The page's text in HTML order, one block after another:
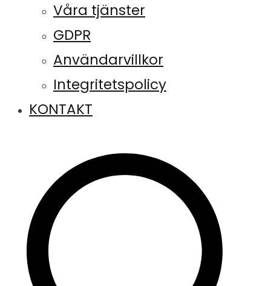
Våra tjänster
GDPR
Användarvillkor
Integritetspolicy
KONTAKT